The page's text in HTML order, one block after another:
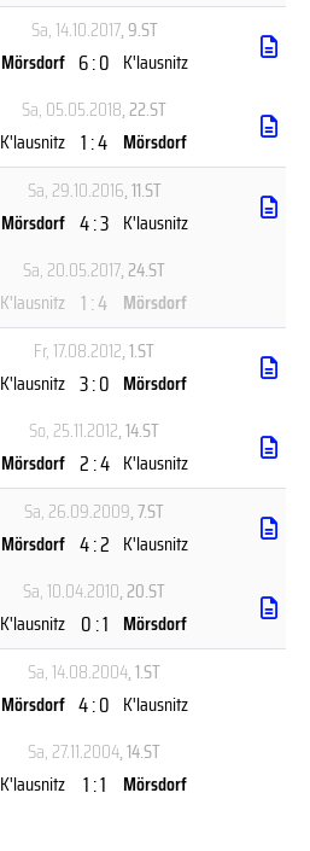
Sa, 14.10.2017, 9.ST
Mörsdorf 6 : 0 K'lausnitz
Sa, 05.05.2018, 22.ST
K'lausnitz 1 : 4 Mörsdorf
Sa, 29.10.2016, 11.ST
Mörsdorf 4 : 3 K'lausnitz
Sa, 20.05.2017, 24.ST
K'lausnitz 1 : 4 Mörsdorf
Fr, 17.08.2012, 1.ST
K'lausnitz 3 : 0 Mörsdorf
So, 25.11.2012, 14.ST
Mörsdorf 2 : 4 K'lausnitz
Sa, 26.09.2009, 7.ST
Mörsdorf 4 : 2 K'lausnitz
Sa, 10.04.2010, 20.ST
K'lausnitz 0 : 1 Mörsdorf
Sa, 14.08.2004, 1.ST
Mörsdorf 4 : 0 K'lausnitz
Sa, 27.11.2004, 14.ST
K'lausnitz 1 : 1 Mörsdorf